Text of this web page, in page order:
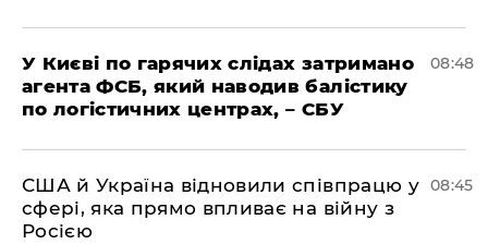
У Києві по гарячих слідах затримано
агента ФСБ, який наводив балістику
по логістичних центрах, – СБУ
08:48
США й Україна відновили співпрацю у
сфері, яка прямо впливає на війну з
Росією
08:45